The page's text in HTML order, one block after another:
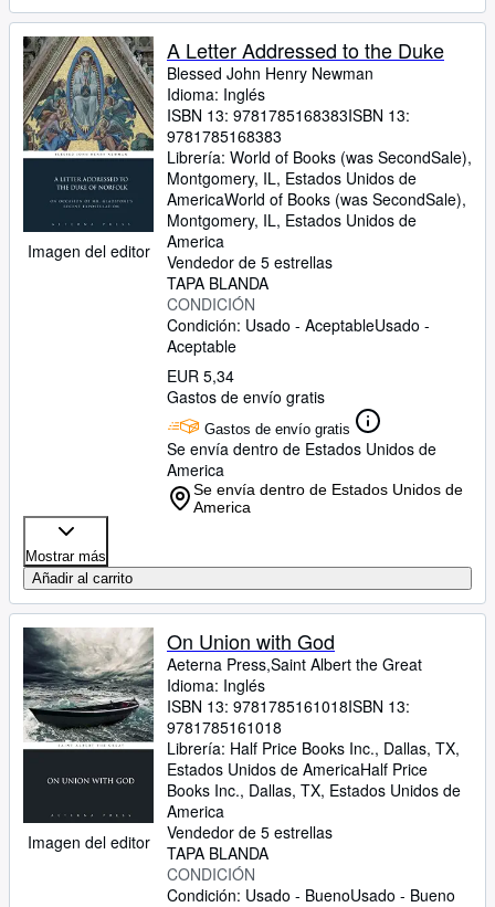
Imagen del editor
A Letter Addressed to the Duke
Blessed John Henry Newman
Idioma: Inglés
ISBN 13: 9781785168383ISBN 13:
9781785168383
Librería: World of Books (was SecondSale),
Montgomery, IL, Estados Unidos de
AmericaWorld of Books (was SecondSale),
Montgomery, IL, Estados Unidos de
America
Vendedor de 5 estrellas
TAPA BLANDA
CONDICIÓN
Condición: Usado - AceptableUsado -
Aceptable
EUR 5,34
Gastos de envío gratis
Gastos de envío gratis
Se envía dentro de Estados Unidos de
America
Se envía dentro de Estados Unidos de
America
Mostrar más
Añadir al carrito
Imagen del editor
On Union with God
Aeterna Press,Saint Albert the Great
Idioma: Inglés
ISBN 13: 9781785161018ISBN 13:
9781785161018
Librería: Half Price Books Inc., Dallas, TX,
Estados Unidos de AmericaHalf Price
Books Inc., Dallas, TX, Estados Unidos de
America
Vendedor de 5 estrellas
TAPA BLANDA
CONDICIÓN
Condición: Usado - BuenoUsado - Bueno